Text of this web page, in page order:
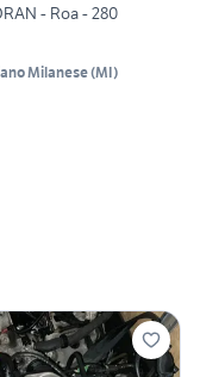
- Roa - 280
Milanese(MI)